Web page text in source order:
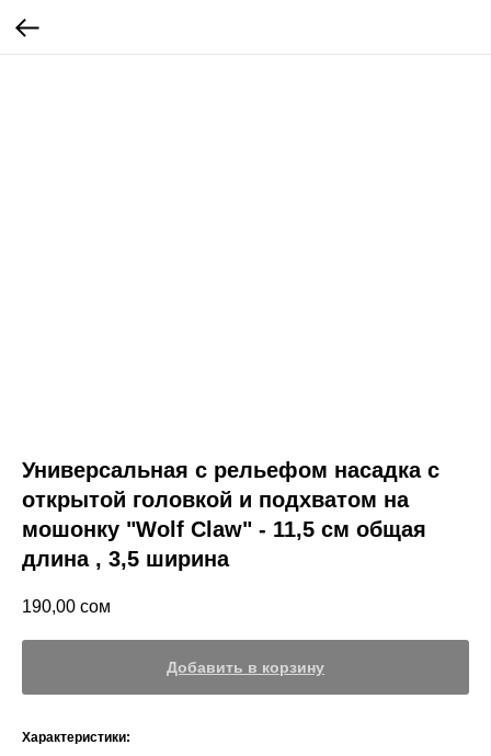
Универсальная с рельефом насадка с
открытой головкой и подхватом на
мошонку "Wolf Claw" - 11,5 см общая
длина , 3,5 ширина
190,00 сом
Добавить в корзину
Характеристики: